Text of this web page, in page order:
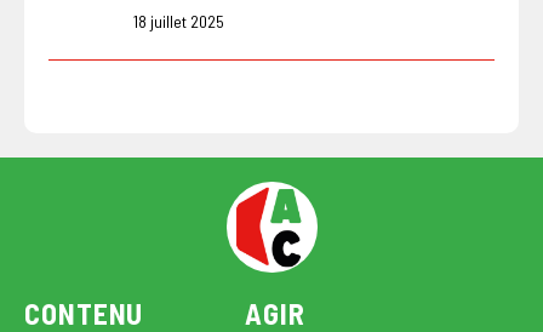
18 juillet 2025
CONTENU AGIR